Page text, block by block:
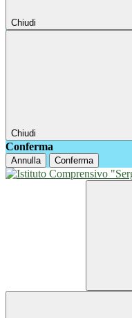
Chiudi
Chiudi
Conferma
Annulla Conferma